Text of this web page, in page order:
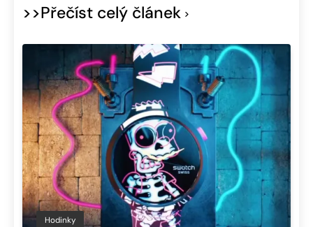
>>Přečíst celý článek
Hodinky